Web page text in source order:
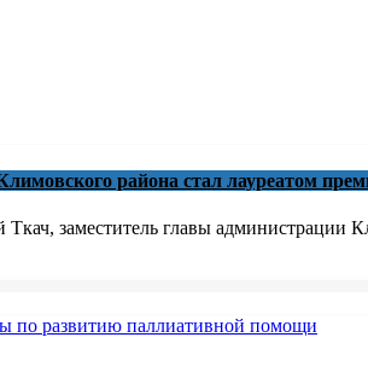
района стал лауреатом
заместитель главы администрации